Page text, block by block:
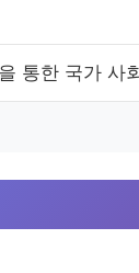
통한 국가 사